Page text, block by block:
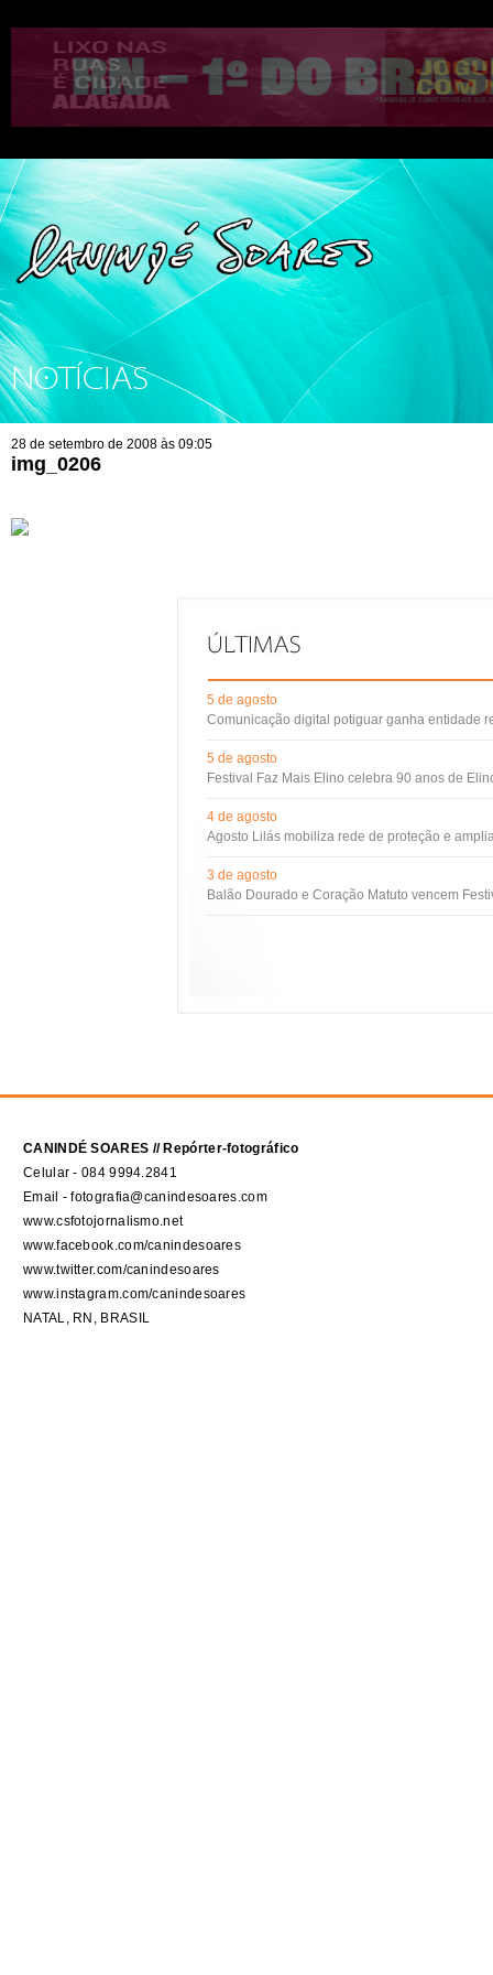
NOTÍCIAS
28 de setembro de 2008 às 09:05
img_0206
5 de agosto
Comunicação digital potiguar ganha entidade
5 de agosto
Festival Faz Mais Elino celebra 90 anos de
4 de agosto
Agosto Lilás mobiliza rede de proteção e
3 de agosto
Balão Dourado e Coração Matuto vencem
CANINDÉ SOARES // Repórter-fotográfico
Celular - 084 9994.2841
Email - fotografia@canindesoares.com
www.csfotojornalismo.net
www.facebook.com/canindesoares
www.twitter.com/canindesoares
www.instagram.com/canindesoares
NATAL, RN, BRASIL